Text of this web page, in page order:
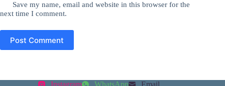
Save my name, email and website in this browser for the
next time I comment.
Post Comment